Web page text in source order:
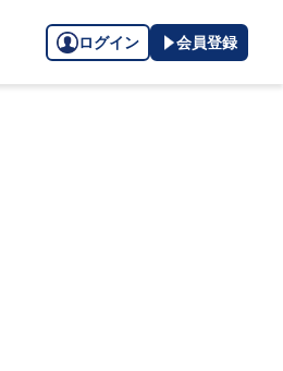
ログイン 会員登録